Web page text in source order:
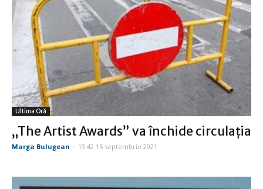
Ultima Oră
„The Artist Awards” va închide circulaţia
Marga Bulugean - 13:42 15 septembrie 2021